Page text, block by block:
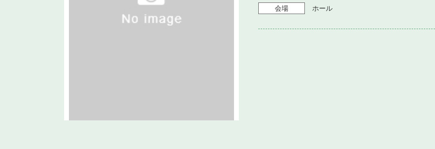
会場 ホール